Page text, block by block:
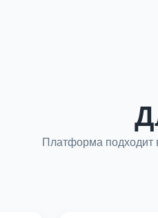
Платформа подходит